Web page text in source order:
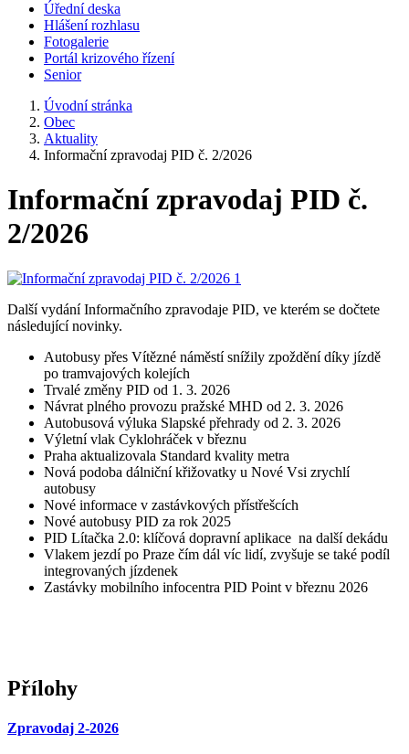
Úřední deska
Hlášení rozhlasu
Fotogalerie
Portál krizového řízení
Senior
Úvodní stránka
Obec
Aktuality
Informační zpravodaj PID č. 2/2026
Informační zpravodaj PID č.
2/2026
Další vydání Informačního zpravodaje PID, ve kterém se dočtete
následující novinky.
Autobusy přes Vítězné náměstí snížily zpoždění díky jízdě
po tramvajových kolejích
Trvalé změny PID od 1. 3. 2026
Návrat plného provozu pražské MHD od 2. 3. 2026
Autobusová výluka Slapské přehrady od 2. 3. 2026
Výletní vlak Cyklohráček v březnu
Praha aktualizovala Standard kvality metra
Nová podoba dálniční křižovatky u Nové Vsi zrychlí
autobusy
Nové informace v zastávkových přístřešcích
Nové autobusy PID za rok 2025
PID Lítačka 2.0: klíčová dopravní aplikace na další dekádu
Vlakem jezdí po Praze čím dál víc lidí, zvyšuje se také podíl
integrovaných jízdenek
Zastávky mobilního infocentra PID Point v březnu 2026
Přílohy
Zpravodaj 2-2026